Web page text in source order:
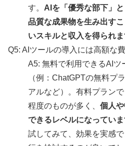
す。 AIを「優秀な部下」
品質な成果物を生み出す
いスキルと収入を得られま
Q5: AIツールの導入には高額な
A5: 無料で利用できるAIツ
（例：ChatGPTの無料プ
アルなど）。有料プラン
程度のものが多く、 個人
できるレベルになっていま
試してみて、効果を実感